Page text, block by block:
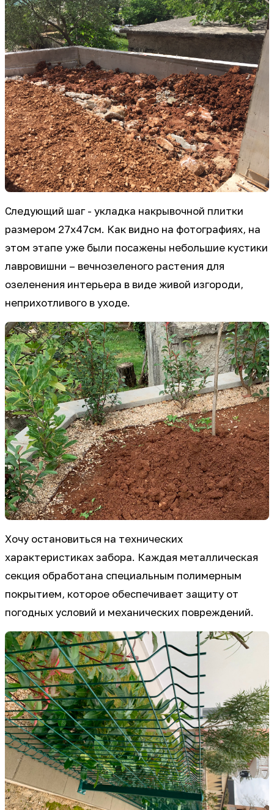
Следующий шаг - укладка накрывочной плитки
размером 27х47см. Как видно на фотографиях, на
этом этапе уже были посажены небольшие кустики
лавровишни – вечнозеленого растения для
озеленения интерьера в виде живой изгороди,
неприхотливого в уходе.
Хочу остановиться на технических
характеристиках забора. Каждая металлическая
секция обработана специальным полимерным
покрытием, которое обеспечивает защиту от
погодных условий и механических повреждений.